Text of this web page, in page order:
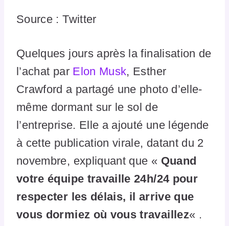
Source : Twitter
Quelques jours après la finalisation de
l’achat par Elon Musk, Esther
Crawford a partagé une photo d’elle-
même dormant sur le sol de
l’entreprise. Elle a ajouté une légende
à cette publication virale, datant du 2
novembre, expliquant que « Quand
votre équipe travaille 24h/24 pour
respecter les délais, il arrive que
vous dormiez où vous travaillez« .